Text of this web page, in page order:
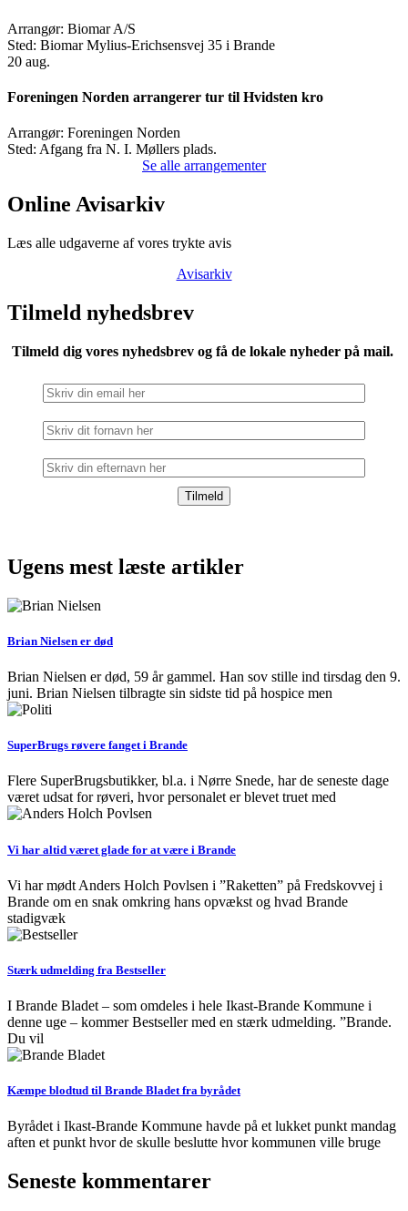
Arrangør: Biomar A/S
Sted: Biomar Mylius-Erichsensvej 35 i Brande
20 aug.
Foreningen Norden arrangerer tur til Hvidsten kro
Arrangør: Foreningen Norden
Sted: Afgang fra N. I. Møllers plads.
Se alle arrangementer
Online Avisarkiv
Læs alle udgaverne af vores trykte avis
Avisarkiv
Tilmeld nyhedsbrev
Tilmeld dig vores nyhedsbrev og få de lokale nyheder på mail.
Ugens mest læste artikler
Brian Nielsen er død
Brian Nielsen er død, 59 år gammel. Han sov stille ind tirsdag den 9.
juni. Brian Nielsen tilbragte sin sidste tid på hospice men
SuperBrugs røvere fanget i Brande
Flere SuperBrugsbutikker, bl.a. i Nørre Snede, har de seneste dage
været udsat for røveri, hvor personalet er blevet truet med
Vi har altid været glade for at være i Brande
Vi har mødt Anders Holch Povlsen i ”Raketten” på Fredskovvej i
Brande om en snak omkring hans opvækst og hvad Brande
stadigvæk
Stærk udmelding fra Bestseller
I Brande Bladet – som omdeles i hele Ikast-Brande Kommune i
denne uge – kommer Bestseller med en stærk udmelding. ”Brande.
Du vil
Kæmpe blodtud til Brande Bladet fra byrådet
Byrådet i Ikast-Brande Kommune havde på et lukket punkt mandag
aften et punkt hvor de skulle beslutte hvor kommunen ville bruge
Seneste kommentarer